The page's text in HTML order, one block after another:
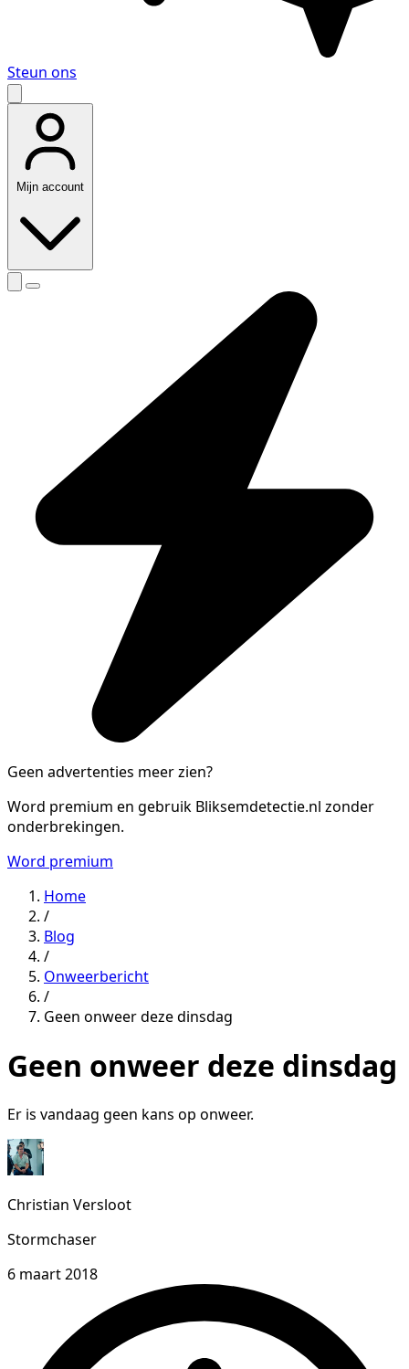
Steun ons
Mijn account
Geen advertenties meer zien?
Word premium en gebruik Bliksemdetectie.nl zonder
onderbrekingen.
Word premium
Home
/
Blog
/
Onweerbericht
/
Geen onweer deze dinsdag
Geen onweer deze dinsdag
Er is vandaag geen kans op onweer.
Christian Versloot
Stormchaser
6 maart 2018